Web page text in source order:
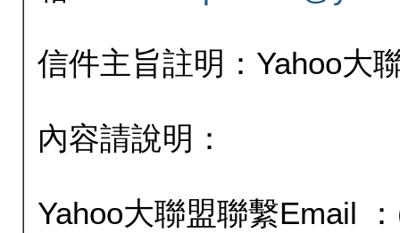
信件主旨註明：Yahoo大
內容請說明：
Yahoo大聯盟聯繫Email